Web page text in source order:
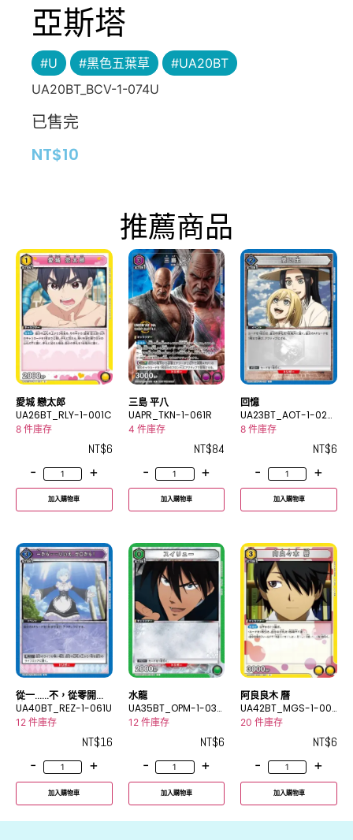
亞斯塔
#U #黑色五葉草
#UA20BT
UA20BT_BCV-1-074U
已售完
NT$10
推薦商品
愛城 戀太郎
UA26BT_RLY-1-001C
8 件庫存
NT$6
-
+
加入購物車
三島 平八
UAPR_TKN-1-061R
4 件庫存
NT$84
-
+
加入購物車
回憶
UA23BT_AOT-1-029
C
8 件庫存
NT$6
-
+
加入購物車
從一……不，從零開
始！
UA40BT_REZ-1-061U
12 件庫存
NT$16
-
+
加入購物車
水龍
UA35BT_OPM-1-034
C
12 件庫存
NT$6
-
+
加入購物車
阿良良木 曆
UA42BT_MGS-1-001
C
20 件庫存
NT$6
-
+
加入購物車